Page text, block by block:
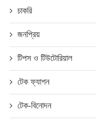
চাকরি
জনপ্রিয়
টিপস ও টিউটোরিয়াল
টেক ফ্যাশন
টেক-বিনোদন